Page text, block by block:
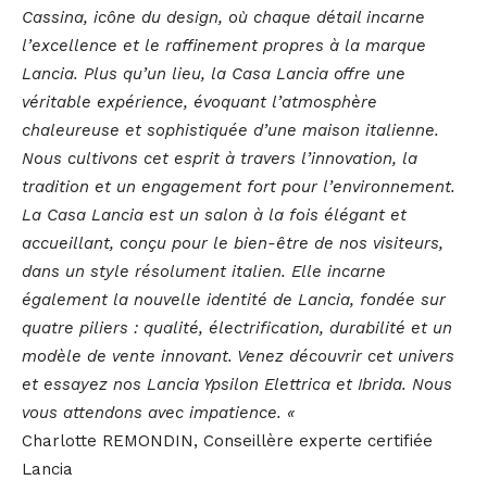
Cassina, icône du design, où chaque détail incarne
l’excellence et le raffinement propres à la marque
Lancia. Plus qu’un lieu, la Casa Lancia offre une
véritable expérience, évoquant l’atmosphère
chaleureuse et sophistiquée d’une maison italienne.
Nous cultivons cet esprit à travers l’innovation, la
tradition et un engagement fort pour l’environnement.
La Casa Lancia est un salon à la fois élégant et
accueillant, conçu pour le bien-être de nos visiteurs,
dans un style résolument italien. Elle incarne
également la nouvelle identité de Lancia, fondée sur
quatre piliers : qualité, électrification, durabilité et un
modèle de vente innovant. Venez découvrir cet univers
et essayez nos Lancia Ypsilon Elettrica et Ibrida. Nous
vous attendons avec impatience. «
Charlotte REMONDIN, Conseillère experte certifiée
Lancia